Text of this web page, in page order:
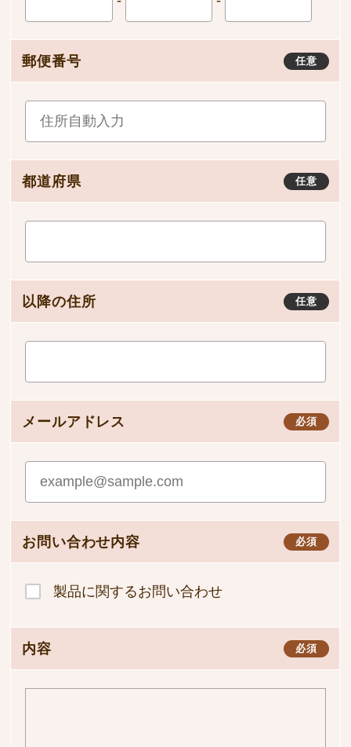
任意
郵便番号
任意
都道府県
任意
以降の住所
必須
メールアドレス
必須
お問い合わせ内容
製品に関するお問い合わせ
必須
内容